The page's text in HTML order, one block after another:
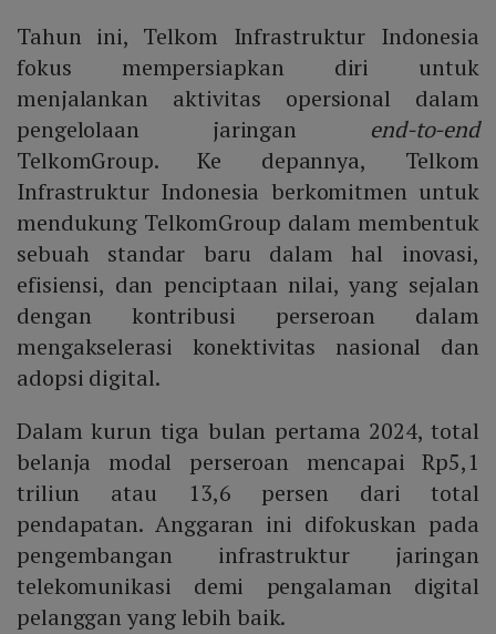
Tahun ini, Telkom Infrastruktur Indonesia
fokus mempersiapkan diri untuk
menjalankan aktivitas opersional dalam
pengelolaan jaringan end-to-end
TelkomGroup. Ke depannya, Telkom
Infrastruktur Indonesia berkomitmen untuk
mendukung TelkomGroup dalam membentuk
sebuah standar baru dalam hal inovasi,
efisiensi, dan penciptaan nilai, yang sejalan
dengan kontribusi perseroan dalam
mengakselerasi konektivitas nasional dan
adopsi digital.
Dalam kurun tiga bulan pertama 2024, total
belanja modal perseroan mencapai Rp5,1
triliun atau 13,6 persen dari total
pendapatan. Anggaran ini difokuskan pada
pengembangan infrastruktur jaringan
telekomunikasi demi pengalaman digital
pelanggan yang lebih baik.